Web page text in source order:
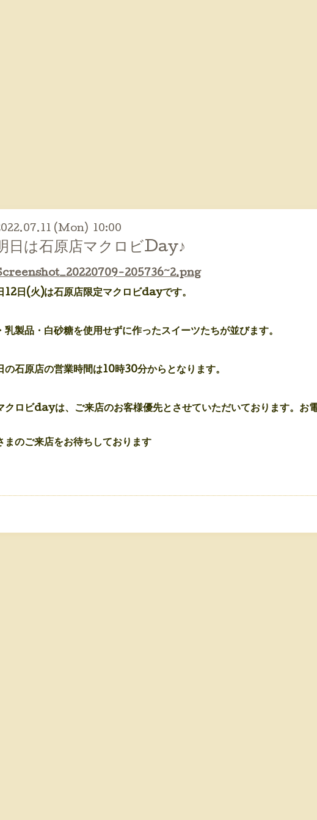
(Mon) 10:00
日は石原店マクロビDay♪
12日(火)は石原店限定マクロビdayです。
乳製品・白砂糖を使用せずに作ったスイーツたちが並びます。
の石原店の営業時間は10時30分からとなります。
クロビdayは、ご来店のお客様優先とさせていただいております。お
まのご来店をお待ちしております